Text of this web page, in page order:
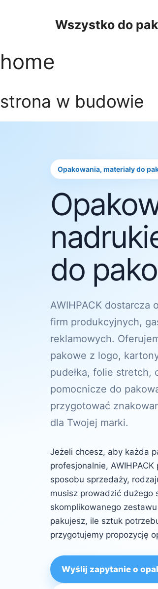
Wszystko do
home
strona w budowie
Opakowania, materiały do
do
AWIHPACK dostarcza
firm produkcyjnych,
reklamowych.
pakowe z logo,
pudełka, folie stretch,
pomocnicze do
przygotować
dla Twojej marki.
Jeżeli chcesz, aby każda
profesjonalnie,
sposobu sprzedaży,
musisz prowadzić dużego
skomplikowanego
pakujesz, ile sztuk
przygotujemy propozycję
Wyślij zapytanie o